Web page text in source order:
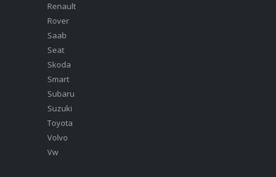
Renault
Rover
Saab
Seat
Skoda
Smart
Subaru
Suzuki
Toyota
Volvo
Vw